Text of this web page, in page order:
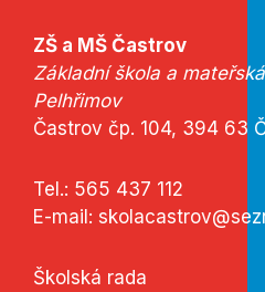
ZŠ a MŠ Častrov
Základní škola a
Pelhřimov
Častrov čp. 104, 394 63
Tel.: 565 437 112
E-mail:
Školská rada